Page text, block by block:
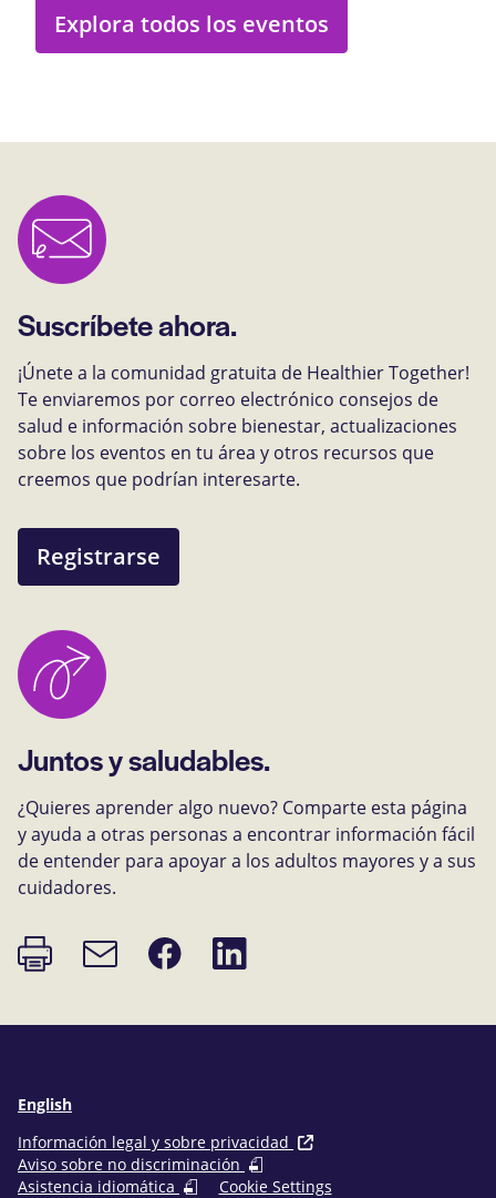
Explora todos los eventos
Suscríbete ahora.
¡Únete a la comunidad gratuita de Healthier Together!
Te enviaremos por correo electrónico consejos de
salud e información sobre bienestar, actualizaciones
sobre los eventos en tu área y otros recursos que
creemos que podrían interesarte.
Registrarse
Juntos y saludables.
¿Quieres aprender algo nuevo? Comparte esta página
y ayuda a otras personas a encontrar información fácil
de entender para apoyar a los adultos mayores y a sus
cuidadores.
Imprimir
página
Enlace
de
Compartir
en
Compartir
en
English
Información legal y sobre privacidad
Aviso sobre no discriminación
Asistencia idiomática
Cookie Settings